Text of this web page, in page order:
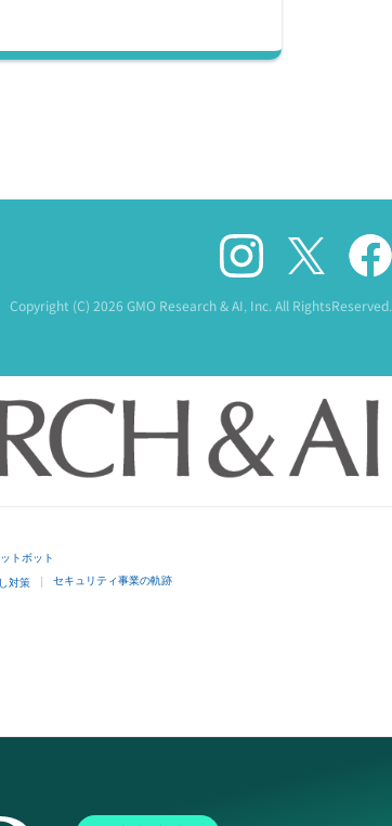
Copyright (C) 2026 GMO Research & AI, Inc. All RightsReserved.
トボット
対策 セキュリティ事業の軌跡